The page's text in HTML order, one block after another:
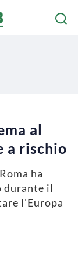
al
a rischio
ha
durante il
l'Europa